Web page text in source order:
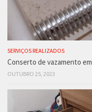
SERVIÇOS REALIZADOS
Conserto de vazamento
OUTUBRO 25, 2023